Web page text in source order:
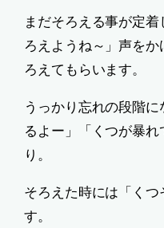
まだそろえる事が定
ろえようね～」声をか
ろえてもらいます。
うっかり忘れの段階
るよー」「くつが暴
り。
そろえた時には「くつ
す。